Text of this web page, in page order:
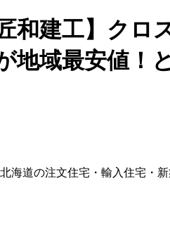
和建工】クロ
地域最安値！